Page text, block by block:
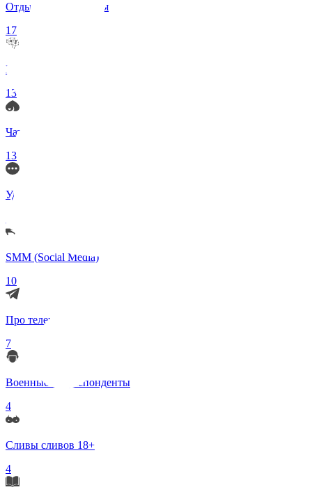
Отдых и Развлечения
17
Нейросети и ИИ
13
Чаты по интересам
13
Удаленка (Работа)
SMM (Social Media)
10
Про телеграмм
7
Военные корреспонденты
4
Сливы сливов 18+
4